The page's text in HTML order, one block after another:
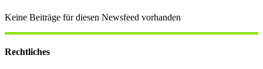
Keine Beiträge für diesen Newsfeed vorhanden
Rechtliches